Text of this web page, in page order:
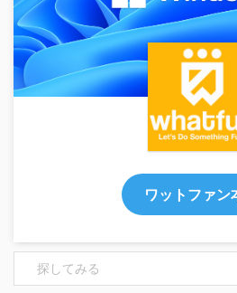
ワットファン